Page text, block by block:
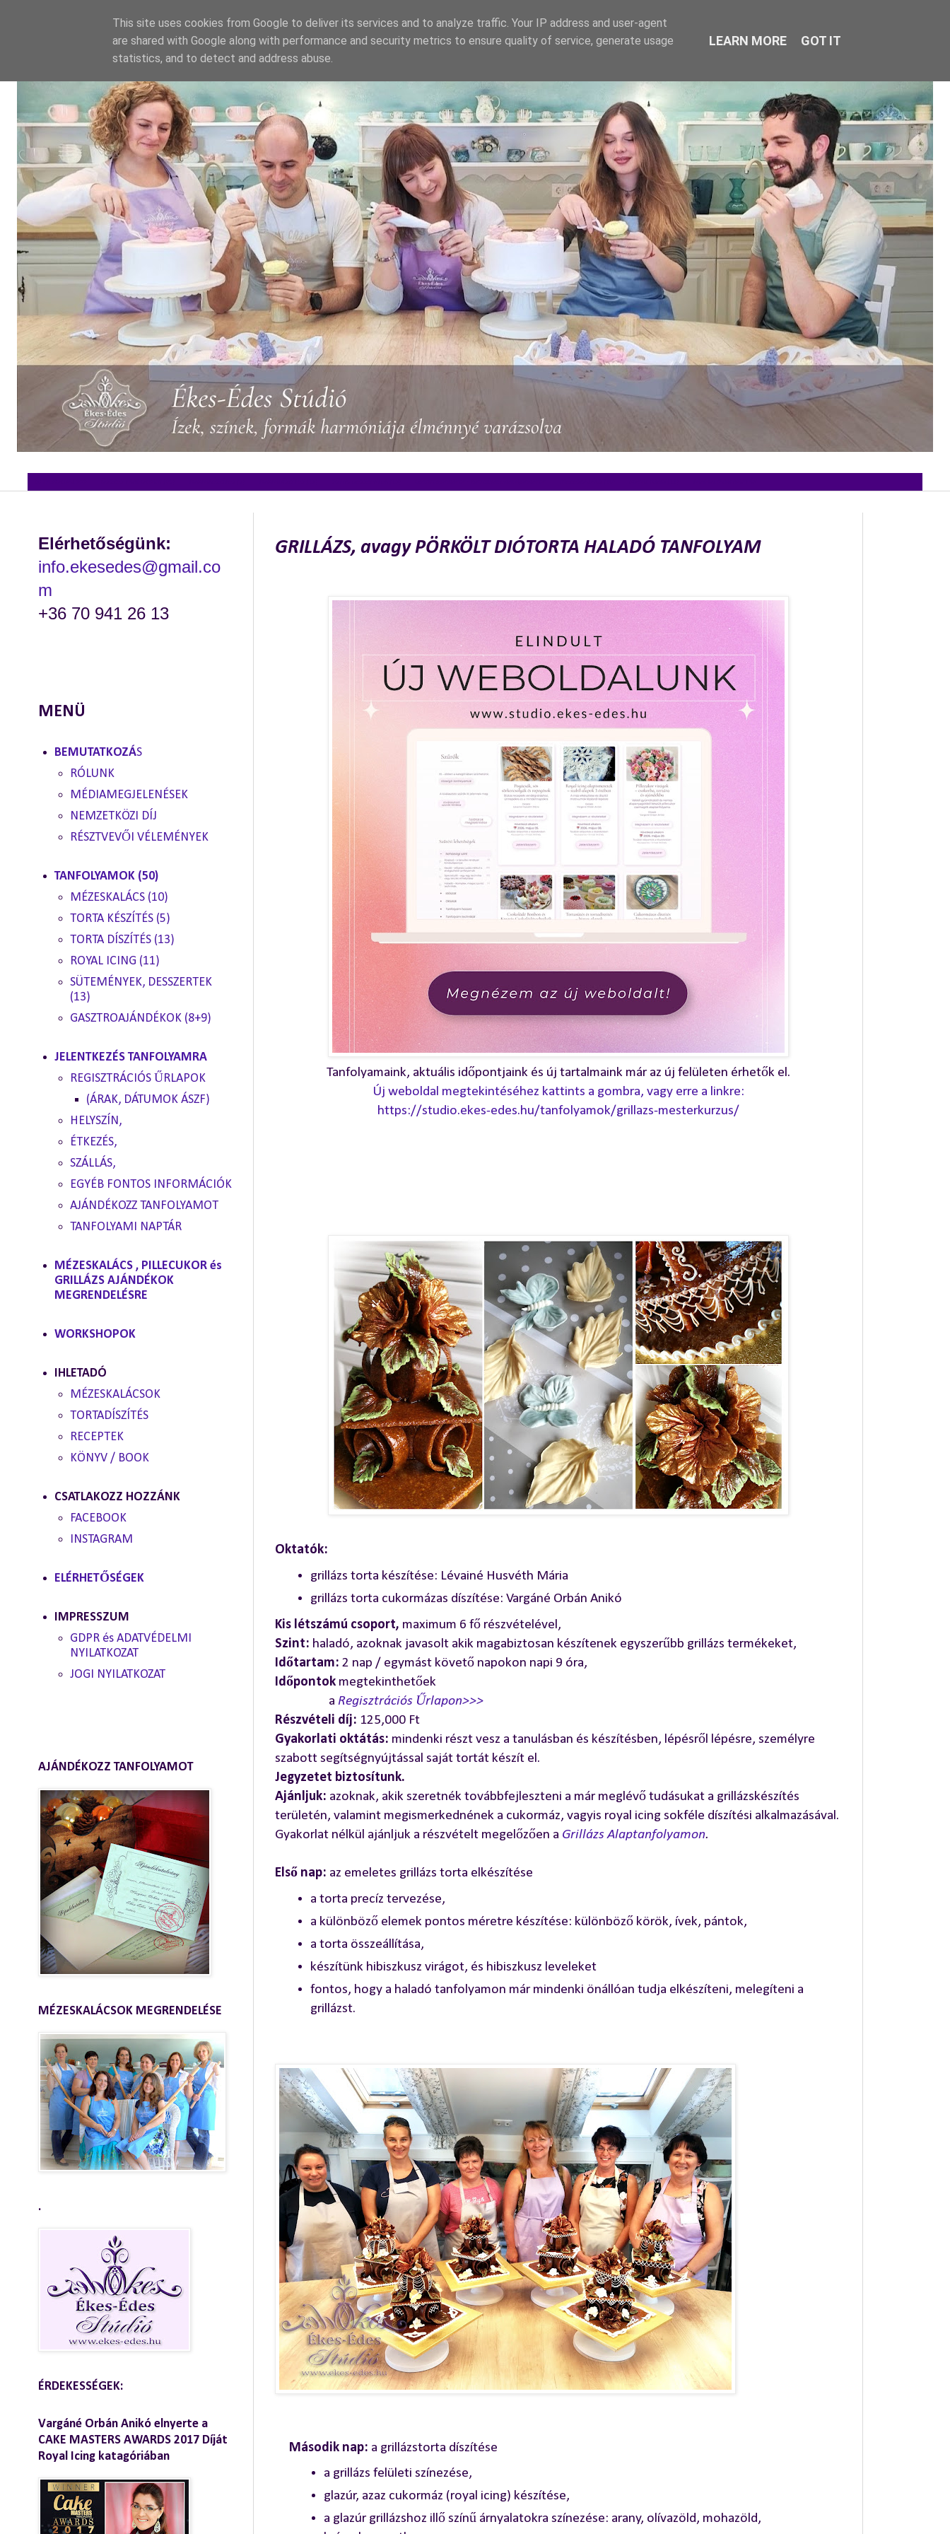
GRILLÁZS, avagy PÖRKÖLT DIÓTORTA HALADÓ TANFOLYAM
Tanfolyamaink, aktuális időpontjaink és új tartalmaink már az új felületen érhetők el.
Új weboldal megtekintéséhez kattints a gombra, vagy erre a linkre:
https://studio.ekes-edes.hu/tanfolyamok/grillazs-mesterkurzus/
Oktatók:
grillázs torta készítése: Lévainé Husvéth Mária
grillázs torta cukormázas díszítése: Vargáné Orbán Anikó
Kis létszámú csoport, maximum 6 fő részvételével,
Szint: haladó, azoknak javasolt akik magabiztosan készítenek egyszerűbb grillázs termékeket,
Időtartam: 2 nap / egymást követő napokon napi 9 óra,
Időpontok megtekinthetőek
a Regisztrációs Űrlapon>>>
Részvételi díj: 125,000 Ft
Gyakorlati oktátás: mindenki részt vesz a tanulásban és készítésben, lépésről lépésre, személyre
szabott segítségnyújtással saját tortát készít el.
Jegyzetet biztosítunk.
Ajánljuk: azoknak, akik szeretnék továbbfejleszteni a már meglévő tudásukat a grillázskészítés
területén, valamint megismerkednének a cukormáz, vagyis royal icing sokféle díszítési alkalmazásával.
Gyakorlat nélkül ajánljuk a részvételt megelőzően a Grillázs Alaptanfolyamon.
Első nap: az emeletes grillázs torta elkészítése
a torta precíz tervezése,
a különböző elemek pontos méretre készítése: különböző körök, ívek, pántok,
a torta összeállítása,
készítünk hibiszkusz virágot, és hibiszkusz leveleket
fontos, hogy a haladó tanfolyamon már mindenki önállóan tudja elkészíteni, melegíteni a
grillázst.
Második nap: a grillázstorta díszítése
a grillázs felületi színezése,
glazúr, azaz cukormáz (royal icing) készítése,
a glazúr grillázshoz illő színű árnyalatokra színezése: arany, olívazöld, mohazöld,
Elérhetőségünk:
info.ekesedes@gmail.co
m
+36 70 941 26 13
MENÜ
BEMUTATKOZÁS
RÓLUNK
MÉDIAMEGJELENÉSEK
NEMZETKÖZI DÍJ
RÉSZTVEVŐI VÉLEMÉNYEK
TANFOLYAMOK (50)
MÉZESKALÁCS (10)
TORTA KÉSZÍTÉS (5)
TORTA DÍSZÍTÉS (13)
ROYAL ICING (11)
SÜTEMÉNYEK, DESSZERTEK
(13)
GASZTROAJÁNDÉKOK (8+9)
JELENTKEZÉS TANFOLYAMRA
REGISZTRÁCIÓS ŰRLAPOK
(ÁRAK, DÁTUMOK ÁSZF)
HELYSZÍN,
ÉTKEZÉS,
SZÁLLÁS,
EGYÉB FONTOS INFORMÁCIÓK
AJÁNDÉKOZZ TANFOLYAMOT
TANFOLYAMI NAPTÁR
MÉZESKALÁCS , PILLECUKOR és
GRILLÁZS AJÁNDÉKOK
MEGRENDELÉSRE
WORKSHOPOK
IHLETADÓ
MÉZESKALÁCSOK
TORTADÍSZÍTÉS
RECEPTEK
KÖNYV / BOOK
CSATLAKOZZ HOZZÁNK
FACEBOOK
INSTAGRAM
ELÉRHETŐSÉGEK
IMPRESSZUM
GDPR és ADATVÉDELMI
NYILATKOZAT
JOGI NYILATKOZAT
AJÁNDÉKOZZ TANFOLYAMOT
MÉZESKALÁCSOK MEGRENDELÉSE
.
ÉRDEKESSÉGEK:
Vargáné Orbán Anikó elnyerte a
CAKE MASTERS AWARDS 2017 Díját
Royal Icing katagóriában
This site uses cookies from Google to deliver its services and to analyze traffic. Your IP address and user-agent
are shared with Google along with performance and security metrics to ensure quality of service, generate usage
statistics, and to detect and address abuse.
LEARN MORE GOT IT